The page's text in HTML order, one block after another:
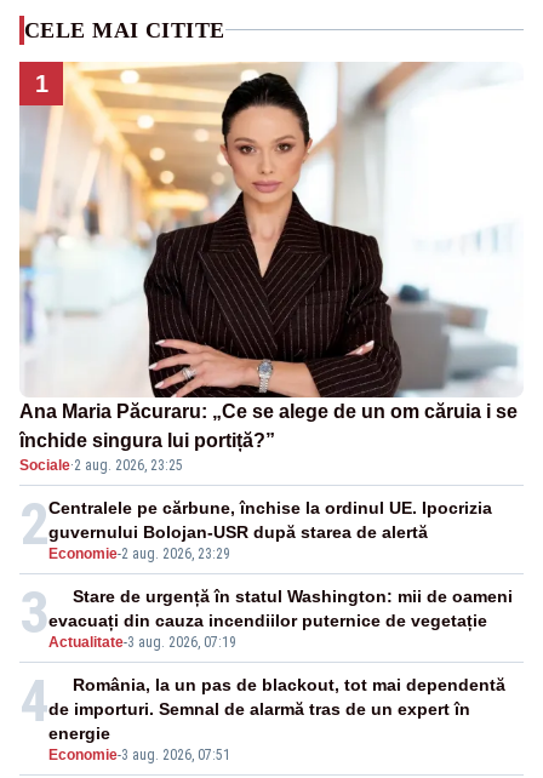
CELE MAI CITITE
1
Ana Maria Păcuraru: „Ce se alege de un om căruia i se
închide singura lui portiță?”
Sociale·2 aug. 2026, 23:25
2 Economie-2 aug. 2026, 23:29
Centralele pe cărbune, închise la ordinul UE. Ipocrizia
guvernului Bolojan-USR după starea de alertă
3Actualitate-3 aug. 2026, 07:19
Stare de urgență în statul Washington: mii de oameni
evacuați din cauza incendiilor puternice de vegetație
4
Economie-3 aug. 2026, 07:51
România, la un pas de blackout, tot mai dependentă
de importuri. Semnal de alarmă tras de un expert în
energie